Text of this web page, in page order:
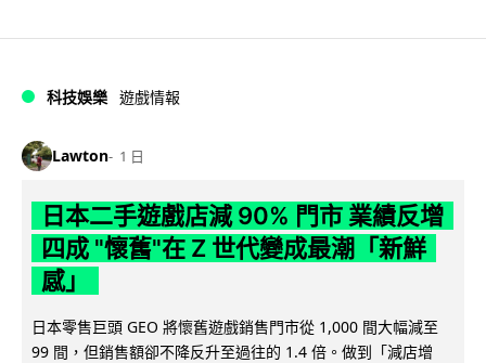
科技娛樂 遊戲情報
Lawton 1 日
日本二手遊戲店減 90% 門市 業績反增
四成 "懷舊"在 Z 世代變成最潮「新鮮
感」
日本零售巨頭 GEO 將懷舊遊戲銷售門市從 1,000 間大幅減至
99 間，但銷售額卻不降反升至過往的 1.4 倍。做到「減店增